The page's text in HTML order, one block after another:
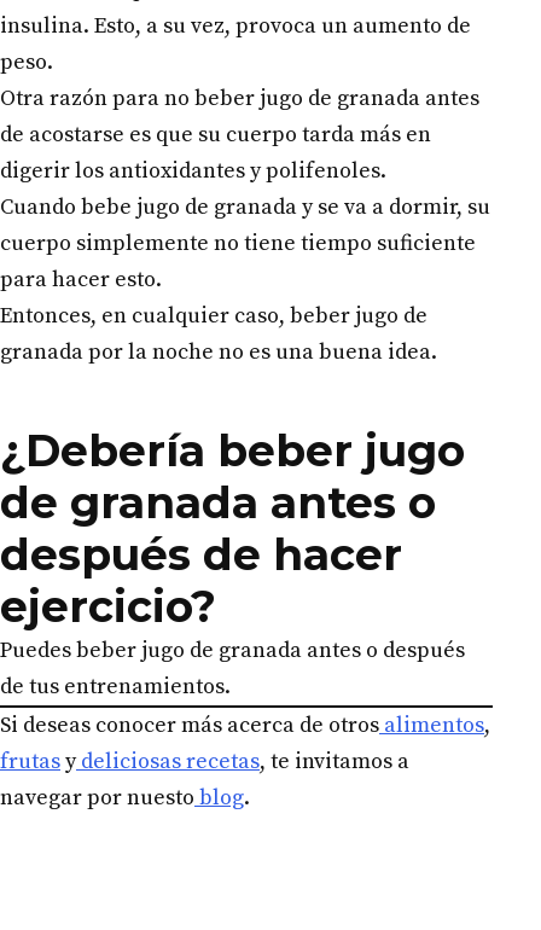
insulina. Esto, a su vez, provoca un aumento de
peso.
Otra razón para no beber jugo de granada antes
de acostarse es que su cuerpo tarda más en
digerir los antioxidantes y polifenoles.
Cuando bebe jugo de granada y se va a dormir, su
cuerpo simplemente no tiene tiempo suficiente
para hacer esto.
Entonces, en cualquier caso, beber jugo de
granada por la noche no es una buena idea.
¿Debería beber jugo
de granada antes o
después de hacer
ejercicio?
Puedes beber jugo de granada antes o después
de tus entrenamientos.
Si deseas conocer más acerca de otros alimentos,
frutasydeliciosas recetas, te invitamos a
navegar por nuesto blog.